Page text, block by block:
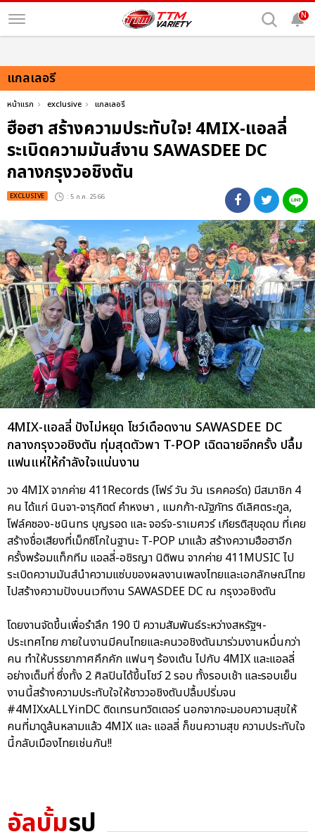
N
แกลเลอรี
หน้าแรก exclusive แกลเลอรี
ฮือฮา สร้างความประทับใจ! 4MIX-แอลลี่
ระเบิดความมันส์งาน SAWASDEE DC
กลางกรุงวอชิงตัน
EXCLUSIVE : 5 ก.ค. 2566
4MIX-แอลลี่ ปังไม่หยุด โชว์เดือดงาน SAWASDEE DC
กลางกรุงวอชิงตัน ทุ่มสุดตัวพา T-POP เฉิดฉายอีกครั้ง ปลื้ม
แฟนแห่ให้กำลังใจแน่นงาน
วง 4MIX จากค่าย 411Records (โฟร์ วัน วัน เรคคอร์ด) มีสมาชิก 4
คน ได้แก่ นินจา-จารุกิตต์ คำหงษา , แมกก้า-ณัฐภัทร ดีเลิศตระกูล,
โฟล์คซอง-ชนินทร บุญรอด และ จอร์จ-ราเมศวร์ เกียรติสุขอุดม ที่เคย
สร้างชื่อเสียงที่เม็กซิโกในฐานะ T-POP มาแล้ว สร้างความฮือฮาอีก
ครั้งพร้อมแท็กทีม แอลลี่-อชิรญา นิติพน จากค่าย 411MUSIC ไป
ระเบิดความมันส์นำความแซ่บของผลงานเพลงไทยและเอกลักษณ์ไทย
ไปสร้างความปังบนเวทีงาน SAWASDEE DC ณ กรุงวอชิงตัน
โดยงานจัดขึ้นเพื่อรำลึก 190 ปี ความสัมพันธ์ระหว่างสหรัฐฯ-
ประเทศไทย ภายในงานมีคนไทยและคนวอชิงตันมาร่วมงานหมื่นกว่า
คน ทำให้บรรยากาศคึกคัก แฟนๆ ร้องเต้น ไปกับ 4MIX และแอลลี่
อย่างเต็มที่ ซึ่งทั้ง 2 ศิลปินได้ขึ้นโชว์ 2 รอบ ทั้งรอบเช้า และรอบเย็น
งานนี้สร้างความประทับใจให้ชาววอชิงตันปลื้มปริ่มจน
#4MIXxALLYinDC ติดเทรนทวิตเตอร์ นอกจากจะมอบความสุขให้
คนที่มาดูล้นหลามแล้ว 4MIX และ แอลลี่ ก็ขนความสุข ความประทับใจ
นี้กลับเมืองไทยเช่นกัน!!
อัลบั้มรูป